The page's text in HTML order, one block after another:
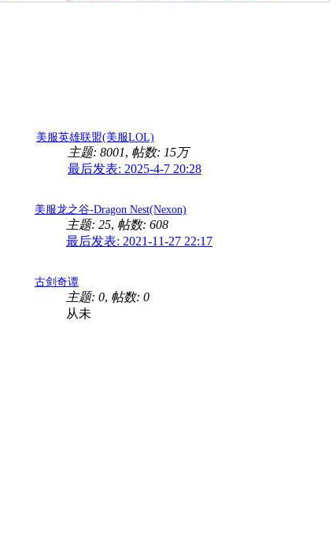
美服英雄联盟(美服LOL)
主题: 8001, 帖数: 15万
最后发表: 2025-4-7 20:28
美服龙之谷-Dragon Nest(Nexon)
主题: 25, 帖数: 608
最后发表: 2021-11-27 22:17
古剑奇谭
主题: 0, 帖数: 0
从未